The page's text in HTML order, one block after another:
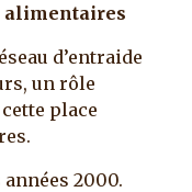
alimentaires
d’entraide
un rôle
place
2000.